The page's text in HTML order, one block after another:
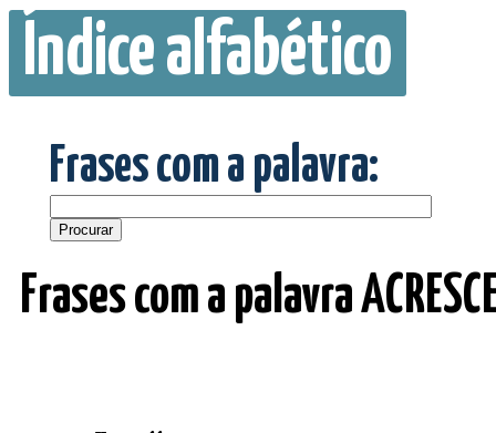
Índice alfabético
Frases com a palavra:
Frases com a palavra